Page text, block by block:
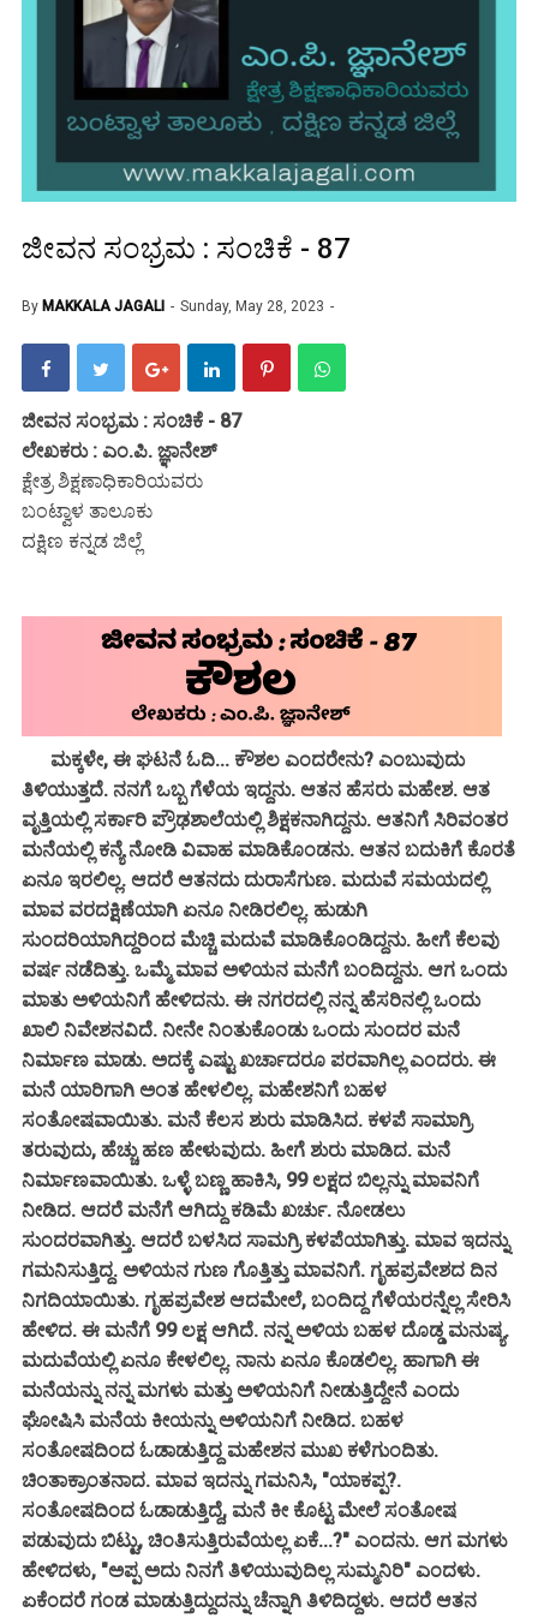
ಜೀವನ ಸಂಭ್ರಮ : ಸಂಚಿಕೆ - 87
By MAKKALA JAGALI Sunday, May 28, 2023
ಜೀವನ ಸಂಭ್ರಮ : ಸಂಚಿಕೆ - 87
ಲೇಖಕರು : ಎಂ.ಪಿ. ಜ್ಞಾನೇಶ್
ಕ್ಷೇತ್ರ ಶಿಕ್ಷಣಾಧಿಕಾರಿಯವರು
ಬಂಟ್ವಾಳ ತಾಲೂಕು
ದಕ್ಷಿಣ ಕನ್ನಡ ಜಿಲ್ಲೆ
ಮಕ್ಕಳೇ, ಈ ಘಟನೆ ಓದಿ... ಕೌಶಲ ಎಂದರೇನು? ಎಂಬುವುದು
ತಿಳಿಯುತ್ತದೆ. ನನಗೆ ಒಬ್ಬ ಗೆಳೆಯ ಇದ್ದನು. ಆತನ ಹೆಸರು ಮಹೇಶ. ಆತ
ವೃತ್ತಿಯಲ್ಲಿ ಸರ್ಕಾರಿ ಪ್ರೌಢಶಾಲೆಯಲ್ಲಿ ಶಿಕ್ಷಕನಾಗಿದ್ದನು. ಆತನಿಗೆ ಸಿರಿವಂತರ
ಮನೆಯಲ್ಲಿ ಕನ್ಯೆ ನೋಡಿ ವಿವಾಹ ಮಾಡಿಕೊಂಡನು. ಆತನ ಬದುಕಿಗೆ ಕೊರತೆ
ಏನೂ ಇರಲಿಲ್ಲ. ಆದರೆ ಆತನದು ದುರಾಸೆಗುಣ. ಮದುವೆ ಸಮಯದಲ್ಲಿ
ಮಾವ ವರದಕ್ಷಿಣೆಯಾಗಿ ಏನೂ ನೀಡಿರಲಿಲ್ಲ. ಹುಡುಗಿ
ಸುಂದರಿಯಾಗಿದ್ದರಿಂದ ಮೆಚ್ಚಿ ಮದುವೆ ಮಾಡಿಕೊಂಡಿದ್ದನು. ಹೀಗೆ ಕೆಲವು
ವರ್ಷ ನಡೆದಿತ್ತು. ಒಮ್ಮೆ ಮಾವ ಅಳಿಯನ ಮನೆಗೆ ಬಂದಿದ್ದನು. ಆಗ ಒಂದು
ಮಾತು ಅಳಿಯನಿಗೆ ಹೇಳಿದನು. ಈ ನಗರದಲ್ಲಿ ನನ್ನ ಹೆಸರಿನಲ್ಲಿ ಒಂದು
ಖಾಲಿ ನಿವೇಶನವಿದೆ. ನೀನೇ ನಿಂತುಕೊಂಡು ಒಂದು ಸುಂದರ ಮನೆ
ನಿರ್ಮಾಣ ಮಾಡು. ಅದಕ್ಕೆ ಎಷ್ಟು ಖರ್ಚಾದರೂ ಪರವಾಗಿಲ್ಲ ಎಂದರು. ಈ
ಮನೆ ಯಾರಿಗಾಗಿ ಅಂತ ಹೇಳಲಿಲ್ಲ. ಮಹೇಶನಿಗೆ ಬಹಳ
ಸಂತೋಷವಾಯಿತು. ಮನೆ ಕೆಲಸ ಶುರು ಮಾಡಿಸಿದ. ಕಳಪೆ ಸಾಮಾಗ್ರಿ
ತರುವುದು, ಹೆಚ್ಚು ಹಣ ಹೇಳುವುದು. ಹೀಗೆ ಶುರು ಮಾಡಿದ. ಮನೆ
ನಿರ್ಮಾಣವಾಯಿತು. ಒಳ್ಳೆ ಬಣ್ಣ ಹಾಕಿಸಿ, 99 ಲಕ್ಷದ ಬಿಲ್ಲನ್ನು ಮಾವನಿಗೆ
ನೀಡಿದ. ಆದರೆ ಮನೆಗೆ ಆಗಿದ್ದು ಕಡಿಮೆ ಖರ್ಚು. ನೋಡಲು
ಸುಂದರವಾಗಿತ್ತು. ಆದರೆ ಬಳಸಿದ ಸಾಮಗ್ರಿ ಕಳಪೆಯಾಗಿತ್ತು. ಮಾವ ಇದನ್ನು
ಗಮನಿಸುತ್ತಿದ್ದ. ಅಳಿಯನ ಗುಣ ಗೊತ್ತಿತ್ತು ಮಾವನಿಗೆ. ಗೃಹಪ್ರವೇಶದ ದಿನ
ನಿಗದಿಯಾಯಿತು. ಗೃಹಪ್ರವೇಶ ಆದಮೇಲೆ, ಬಂದಿದ್ದ ಗೆಳೆಯರನ್ನೆಲ್ಲ ಸೇರಿಸಿ
ಹೇಳಿದ. ಈ ಮನೆಗೆ 99 ಲಕ್ಷ ಆಗಿದೆ. ನನ್ನ ಅಳಿಯ ಬಹಳ ದೊಡ್ಡ ಮನುಷ್ಯ.
ಮದುವೆಯಲ್ಲಿ ಏನೂ ಕೇಳಲಿಲ್ಲ. ನಾನು ಏನೂ ಕೊಡಲಿಲ್ಲ. ಹಾಗಾಗಿ ಈ
ಮನೆಯನ್ನು ನನ್ನ ಮಗಳು ಮತ್ತು ಅಳಿಯನಿಗೆ ನೀಡುತ್ತಿದ್ದೇನೆ ಎಂದು
ಘೋಷಿಸಿ ಮನೆಯ ಕೀಯನ್ನು ಅಳಿಯನಿಗೆ ನೀಡಿದ. ಬಹಳ
ಸಂತೋಷದಿಂದ ಓಡಾಡುತ್ತಿದ್ದ ಮಹೇಶನ ಮುಖ ಕಳೆಗುಂದಿತು.
ಚಿಂತಾಕ್ರಾಂತನಾದ. ಮಾವ ಇದನ್ನು ಗಮನಿಸಿ, "ಯಾಕಪ್ಪ?.
ಸಂತೋಷದಿಂದ ಓಡಾಡುತ್ತಿದ್ದೆ, ಮನೆ ಕೀ ಕೊಟ್ಟ ಮೇಲೆ ಸಂತೋಷ
ಪಡುವುದು ಬಿಟ್ಟು, ಚಿಂತಿಸುತ್ತಿರುವೆಯಲ್ಲ ಏಕೆ...?" ಎಂದನು. ಆಗ ಮಗಳು
ಹೇಳಿದಳು, "ಅಪ್ಪ ಅದು ನಿನಗೆ ತಿಳಿಯುವುದಿಲ್ಲ ಸುಮ್ಮನಿರಿ" ಎಂದಳು.
ಏಕೆಂದರೆ ಗಂಡ ಮಾಡುತ್ತಿದ್ದುದನ್ನು ಚೆನ್ನಾಗಿ ತಿಳಿದಿದ್ದಳು. ಆದರೆ ಆತನ